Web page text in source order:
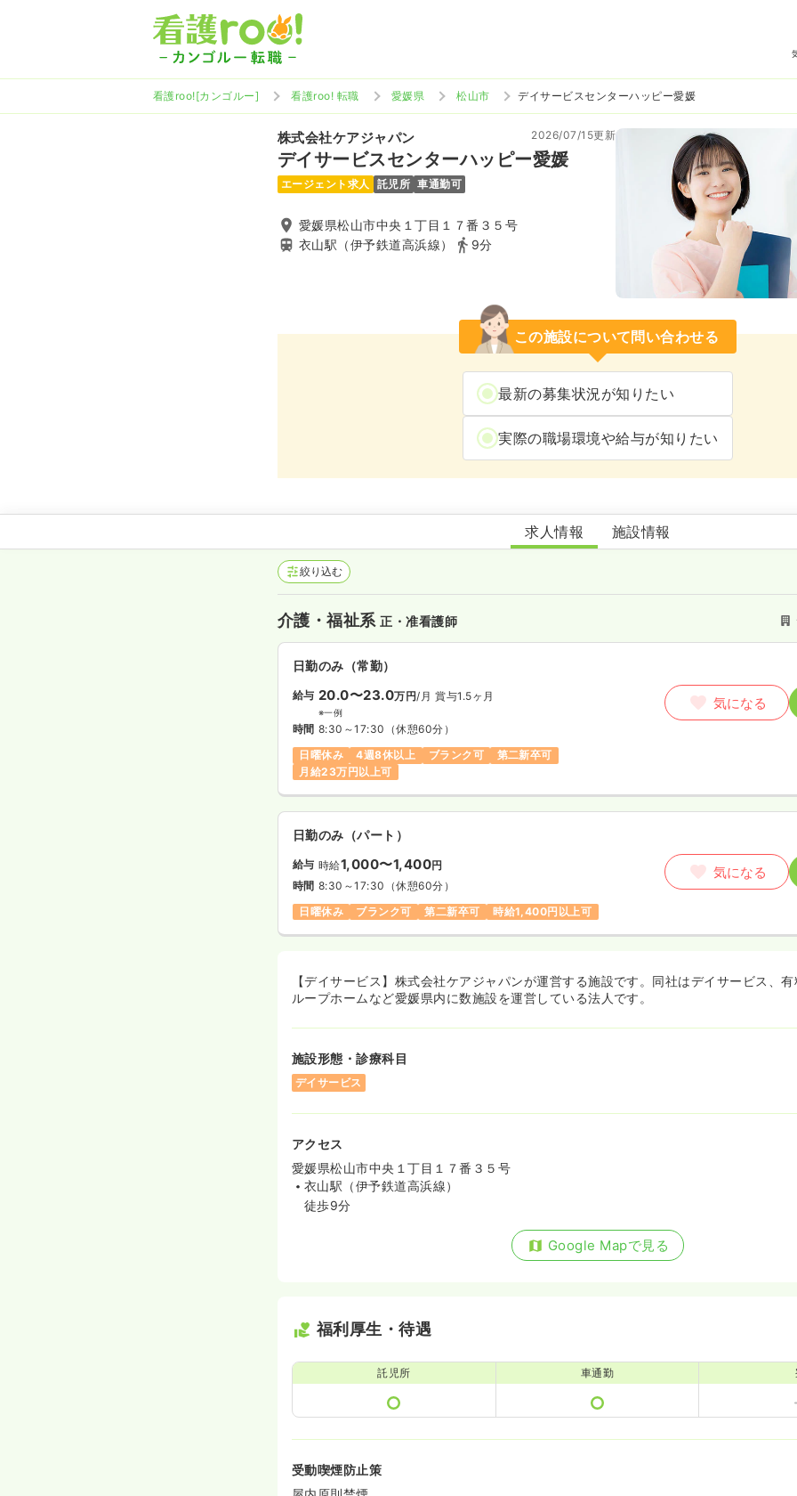
看護roo![カンゴルー] 看護roo! 転職 愛媛県 松山市 デイサービスセンターハッピー愛媛
株式会社ケアジャパン
デイサービスセンターハッピー愛媛
2026/07/15更新
エージェント求人 託児所 車通勤可
愛媛県松山市中央１丁目１７番３５号
衣山駅（伊予鉄道高浜線）
9分
この施設について問い合わせる
最新の募集状況が知りたい
実際の職場環境や給与が知りたい
デイサービスセンターハッピー愛媛
求人情報 施設情報
絞り込む
介護・福祉系正・准看護師
日勤のみ（常勤）
給与 20.0〜23.0万円/月 賞与1.5ヶ月
※一例
時間 8:30～17:30 （休憩60分）
日曜休み
4週8休以上 ブランク可
第二新卒可
月給23万円以上可
気になる
日勤のみ（パート）
給与 時給1,000〜1,400円
時間 8:30～17:30 （休憩60分）
日曜休み
ブランク可 第二新卒可 時給1,400円以上可
気になる
【デイサービス】株式会社ケアジャパンが運営する施設です。同社はデイサービス、
ループホームなど愛媛県内に数施設を運営している法人です。
施設形態・診療科目
デイサービス
アクセス
愛媛県松山市中央１丁目１７番３５号
衣山駅（伊予鉄道高浜線）
徒歩9分
Google Mapで見る
福利厚生・待遇
託児所 車通勤
受動喫煙防止策